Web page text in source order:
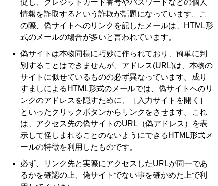
促し、クレジットカード番号やパスワードなどの個人
情報を詐取するという詐欺が話題になっています。こ
の際、偽サイトへのリンクを記したメールは、HTML形
式のメールの場合が多いと言われています。
偽サイトは本物同様に巧妙に作られており、簡単に判
別することはできませんが、アドレス(URL)は、本物の
サイトに似せているものの必ず異なっています。成り
すましによるHTML形式のメールでは、偽サイトへのリ
ンクのアドレスを隠すために、［入力サイトを開く］
といったクリックボタンからリンクをさせます。これ
は、アクセス先の偽サイトのURL（偽アドレス）を表
示して怪しまれることのないようにできるHTML形式メ
ールの特徴を利用したものです。
必ず、リンク先と実際にアクセスしたURLが同一であ
るかを確認の上、偽サイトでない事を確かめた上で利